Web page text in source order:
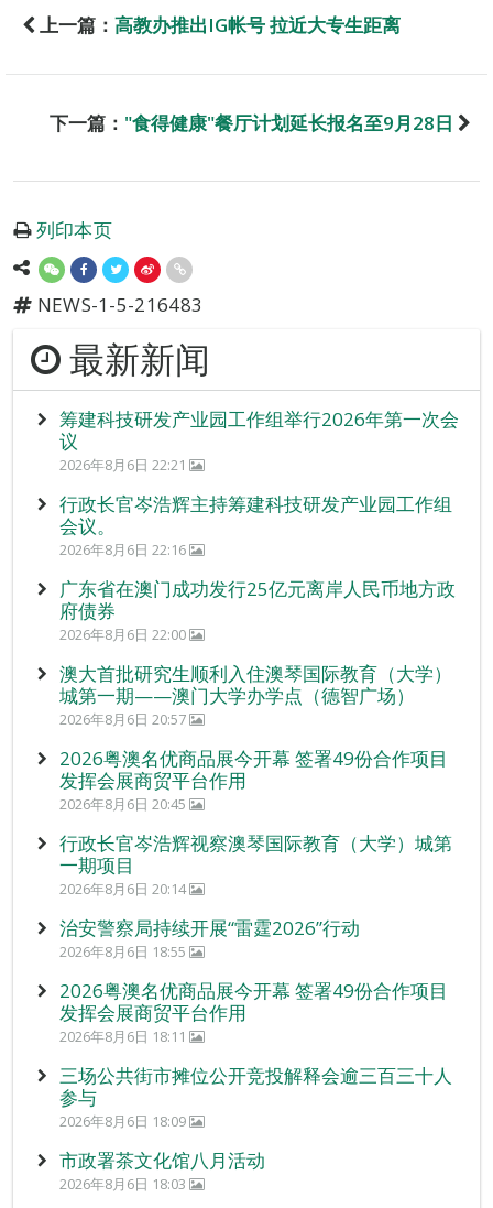
上一篇： 高教办推出IG帐号 拉近大专生距离
下一篇： "食得健康"餐厅计划延长报名至9月28日
列印本页
NEWS-1-5-216483
最新新闻
筹建科技研发产业园工作组举行2026年第一次会
议
2026年8月6日 22:21
行政长官岑浩辉主持筹建科技研发产业园工作组
会议。
2026年8月6日 22:16
广东省在澳门成功发行25亿元离岸人民币地方政
府债券
2026年8月6日 22:00
澳大首批研究生顺利入住澳琴国际教育（大学）
城第一期——澳门大学办学点（德智广场）
2026年8月6日 20:57
2026粤澳名优商品展今开幕 签署49份合作项目
发挥会展商贸平台作用
2026年8月6日 20:45
行政长官岑浩辉视察澳琴国际教育（大学）城第
一期项目
2026年8月6日 20:14
治安警察局持续开展“雷霆2026”行动
2026年8月6日 18:55
2026粤澳名优商品展今开幕 签署49份合作项目
发挥会展商贸平台作用
2026年8月6日 18:11
三场公共街市摊位公开竞投解释会逾三百三十人
参与
2026年8月6日 18:09
市政署茶文化馆八月活动
2026年8月6日 18:03